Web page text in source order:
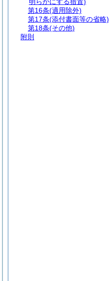
第16条(適用除外)
第17条(添付書面等の省略)
第18条(その他)
附則